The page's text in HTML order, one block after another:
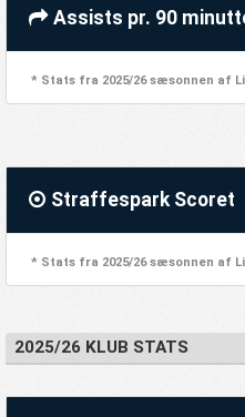
Assists pr. 90
* Stats fra 2025/26 sæsonnen af
Straffespark Scoret
* Stats fra 2025/26 sæsonnen af
2025/26 KLUB STATS